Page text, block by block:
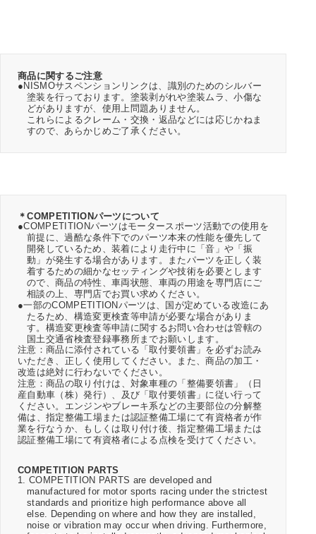
商品に関するご注意
●NISMOサスペンションリンクは、識別のためのシルバー
塗装を行っております。塗装剥がれや塗装ムラ、小傷な
どがありますが、使用上問題ありません。
これらによるクレーム・交換・返品などには応じかねま
すので、あらかじめご了承ください。
＊COMPETITIONパーツについて
●COMPETITIONパーツはモータースポーツ活動での使用を
前提に、過酷な条件下でのパーツ本来の性能を優先して
開発しているため、装着により走行中に「音」や「振
動」が発生する場合があります。またパーツを正しく装
着するための細かなセッティングや技術を必要とします
ので、商品の特性、車両状態、車両の用途を専門店にご
相談の上、専門店でお買い求めください。
●一部のCOMPETITIONパーツは、国が定めている改造にあ
たるため、構造変更検査等申請が必要な場合がありま
す。構造変更検査等申請に関するお問い合わせは管轄の
国土交通省検査登録事務所までお願いします。
注意：商品に添付されている「取付要領書」を必ずお読み
いただき、正しく使用してください。また、商品の加工・
改造は絶対に行わないでください。
注意：商品の取り付けは、対象車種の「整備要領書」（日
産自動車（株）発行）、及び「取付要領書」に従い行って
ください。エンジンやブレーキ系などの主要部位の分解整
備は、指定整備工場または認証整備工場にて有資格者が作
業を行なうか、もしくは取り付け後、指定整備工場または
認証整備工場にて有資格者による点検を受けてください。
COMPETITION PARTS
1. COMPETITION PARTS are developed and
manufactured for motor sports racing under the strictest
standards and prioritize high performance above all
else. Depending on where and how they are installed,
noise or vibration may occur when driving. Furthermore,